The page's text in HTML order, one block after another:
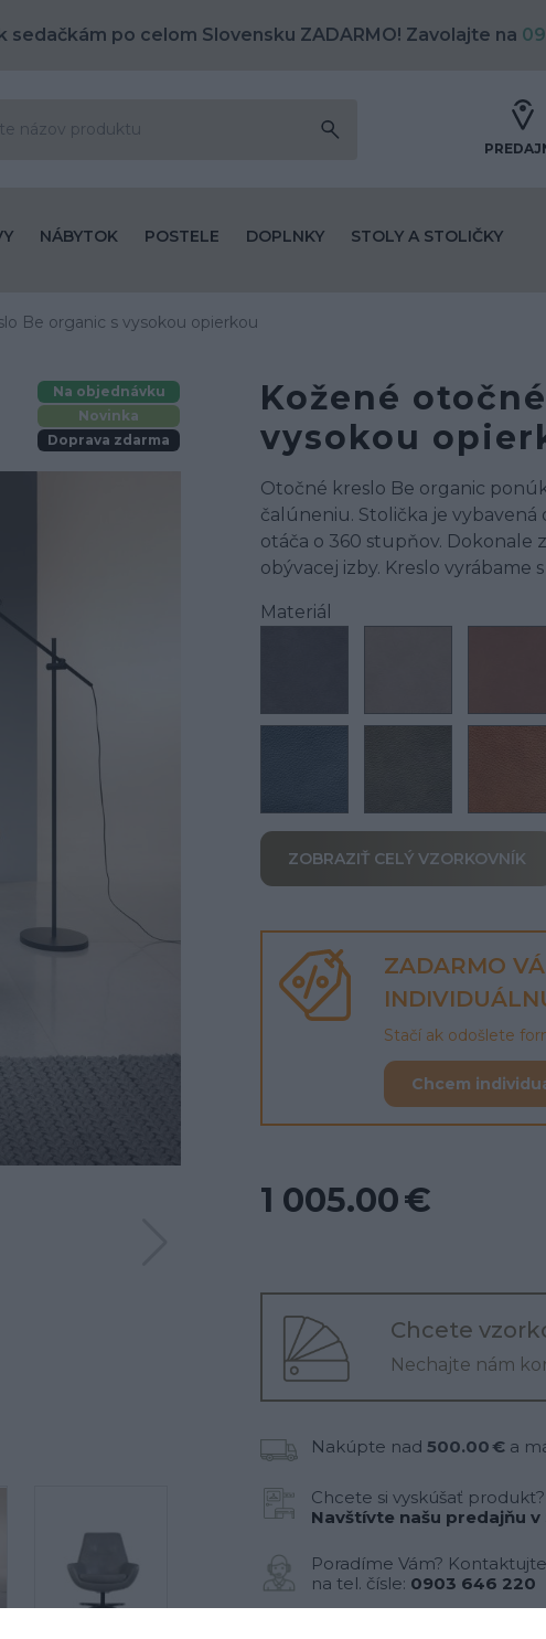
sedačkám po celom Slovensku ZADARMO! Zavolajte na
NÁBYTOK POSTELE DOPLNKY STOLY A STOLIČKY
Be organic s vysokou opierkou
Kožené
vysokou
Otočné kreslo Be organic
čalúneniu. Stolička je
otáča o 360 stupňov. Dokonale
obývacej izby. Kreslo vyrábame
Materiál
ZOBRAZIŤ CELÝ VZORKOVNÍK
ZADARMO
Stačí ak odošlete
Chcem
1 005.00 €
Chcete
Nechajte nám
Nakúpte nad 500.00 € a
Chcete si vyskúšať produkt?
Navštívte našu predajňu v
Poradíme Vám?
na tel. čísle: 0903 646 220
Na objednávku
Novinka
Doprava zdarma